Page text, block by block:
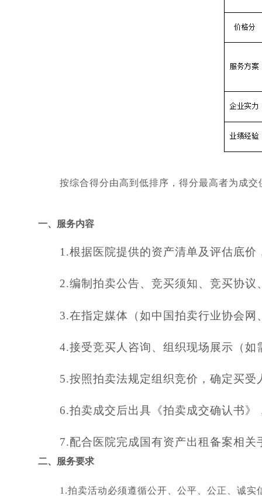
按综合得分由高到低排序，得分最高者为成
一、服务内容
1.根据医院提供的资产清单及评估底
2.编制拍卖公告、竞买须知、竞买协
3.在指定媒体（如中国拍卖行业协会
4.接受竞买人咨询、组织现场展示（如
5.按照拍卖法规定组织竞价，确定买受
6.拍卖成交后出具《拍卖成交确认书
7.配合医院完成国有资产出租备案相关
二、服务要求
1.拍卖活动必须遵循公开、公平、公正、诚实